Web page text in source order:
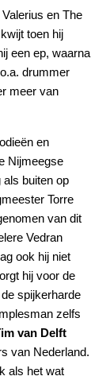
en The
toen hij
een ep, waarna
drummer
meer van
en
Nijmeegse
als buiten op
Torre
van dit
Vedran
ook hij niet
hij voor de
spijkerharde
zelfs
van Delft
van Nederland.
als het wat